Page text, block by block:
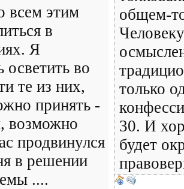
всем этим
в
Я
осветить во
те из них,
принять -
возможно
продвинулся
в решении
....
общем-
только
30. И
будет